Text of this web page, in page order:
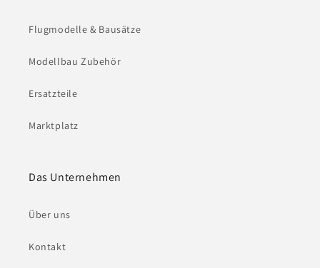
Flugmodelle & Bausätze
Modellbau Zubehör
Ersatzteile
Marktplatz
Das Unternehmen
Über uns
Kontakt